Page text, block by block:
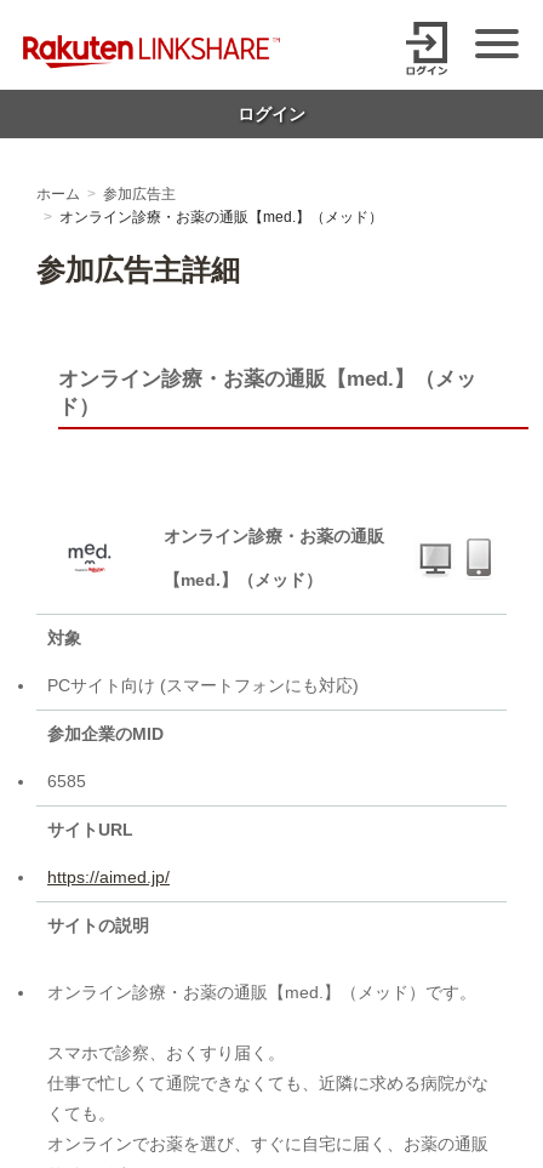
【1円からお支払い可能】アフィリエイトならリンクシェア・ジャパ
ログイン
ホーム
参加広告主
オンライン診療・お薬の通販【med.】（メッド）
参加広告主詳細
オンライン診療・お薬の通販【med.】（メッ
ド）
オンライン診療・お薬の通販
【med.】（メッド）
対象
PCサイト向け (スマートフォンにも対応)
参加企業のMID
6585
サイトURL
https://aimed.jp/
サイトの説明
オンライン診療・お薬の通販【med.】（メッド）です。
スマホで診察、おくすり届く。
仕事で忙しくて通院できなくても、近隣に求める病院がな
くても。
オンラインでお薬を選び、すぐに自宅に届く、お薬の通販